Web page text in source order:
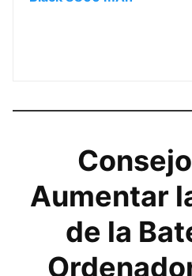
Aumentar
de la